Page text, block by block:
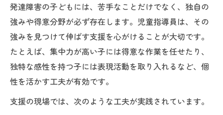
関わりが変わる発達障害児への声かけ工夫集
命を預かる仕事で実感する声かけの大切さ
発達障害 声かけ変換表の活用アイデア
子どもが安心する発達障害児への言葉選び
発達障害の子どもに伝わる接し方の工夫
命を預かる仕事だからこそ丁寧な言葉が重
発達障害の子どもには、苦手なことだけでなく、独自の
強みや得意分野が必ず存在します。児童指導員は、その
強みを見つけて伸ばす支援を心がけることが大切です。
たとえば、集中力が高い子には得意な作業を任せたり、
独特な感性を持つ子には表現活動を取り入れるなど、個
性を活かす工夫が有効です。
支援の現場では、次のような工夫が実践されています。